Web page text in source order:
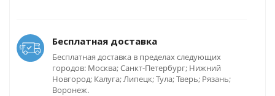
Бесплатная доставка
Бесплатная доставка в пределах следующих
городов: Москва; Санкт-Петербург; Нижний
Новгород; Калуга; Липецк; Тула; Тверь; Рязань;
Воронеж.